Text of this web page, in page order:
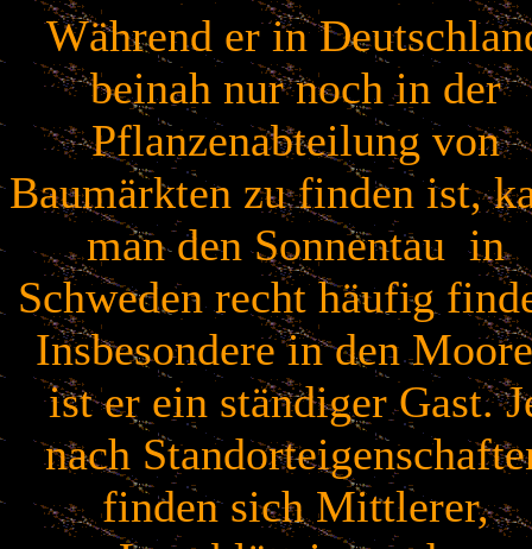
Während er in
beinah nur noch in der
Pflanzenabteilung von
Baumärkten zu finden ist,
man den Sonnentau in
Schweden recht häufig
Insbesondere in den
ist er ein ständiger Gast.
nach
finden sich Mittlerer,